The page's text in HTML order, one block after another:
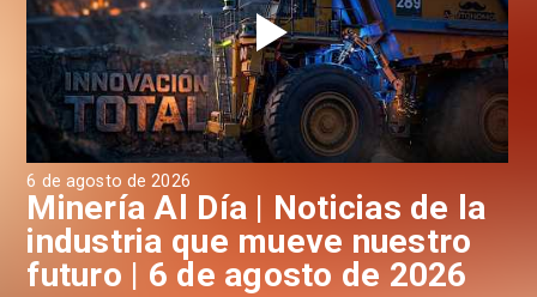
6 de agosto de 2026
Minería Al Día | Noticias de la
industria que mueve nuestro
futuro | 6 de agosto de 2026